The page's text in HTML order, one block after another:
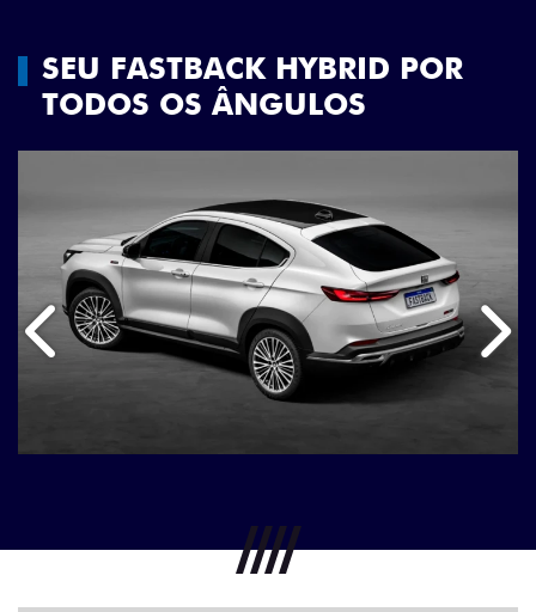
SEU FASTBACK HYBRID POR
TODOS OS ÂNGULOS
Anterior